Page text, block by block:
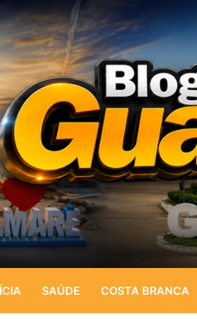
SAÚDE COSTA BRANCA